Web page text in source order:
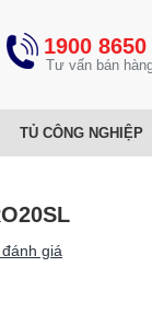
1900 8650
TỦ CÔNG NGHIỆP
giá